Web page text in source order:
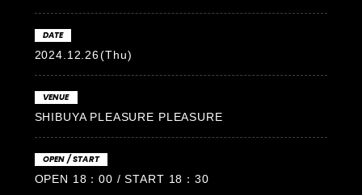
DATE
2024.12.26(Thu)
VENUE
SHIBUYA PLEASURE PLEASURE
OPEN / START
OPEN 18：00 / START 18：30